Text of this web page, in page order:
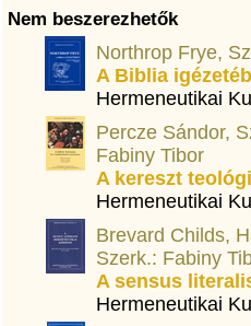
Nem beszerezhetők
Northrop Frye,
A Biblia
Hermeneutikai
Percze Sándor,
Fabiny Tibor
A kereszt
Hermeneutikai
Brevard Childs,
Szerk.: Fabiny
A sensus
Hermeneutikai